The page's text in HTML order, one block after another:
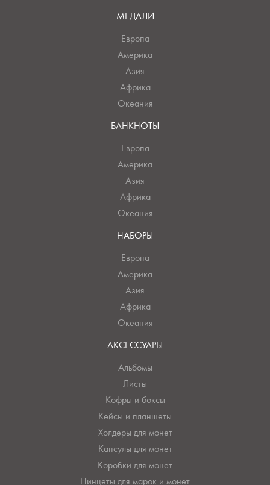
МЕДАЛИ
Европа
Америка
Азия
Африка
Океания
БАНКНОТЫ
Европа
Америка
Азия
Африка
Океания
НАБОРЫ
Европа
Америка
Азия
Африка
Океания
АКСЕССУАРЫ
Альбомы
Листы
Кофры и боксы
Кейсы и планшеты
Холдеры для монет
Капсулы для монет
Коробки для монет
Пинцеты для марок и монет